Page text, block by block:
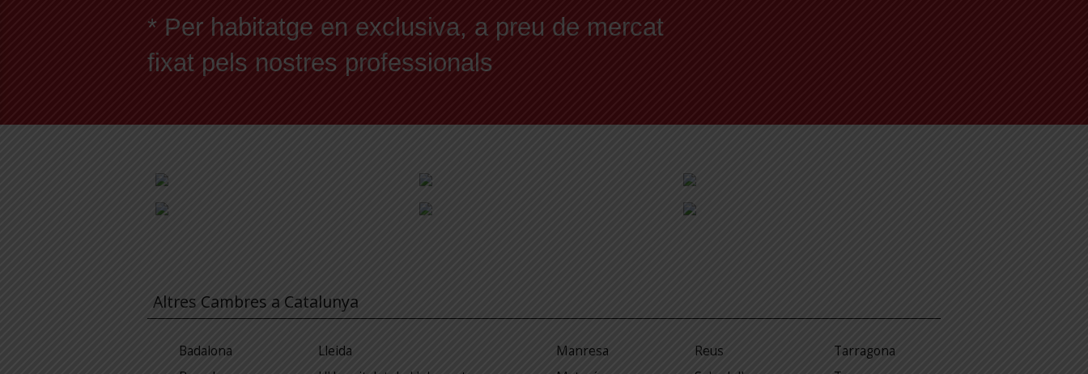
* Per habitatge en exclusiva, a preu de mercat
fixat pels nostres professionals
Altres Cambres a Catalunya
Badalona Lleida Manresa Reus
Tarragona